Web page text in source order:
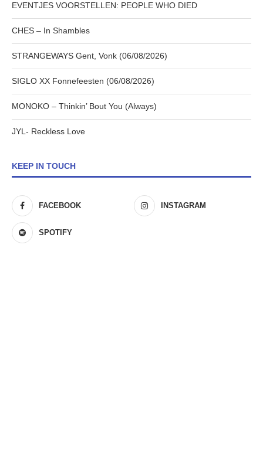
EVENTJES VOORSTELLEN: PEOPLE WHO DIED
CHES – In Shambles
STRANGEWAYS Gent, Vonk (06/08/2026)
SIGLO XX Fonnefeesten (06/08/2026)
MONOKO – Thinkin’ Bout You (Always)
JYL- Reckless Love
KEEP IN TOUCH
FACEBOOK INSTAGRAM
SPOTIFY